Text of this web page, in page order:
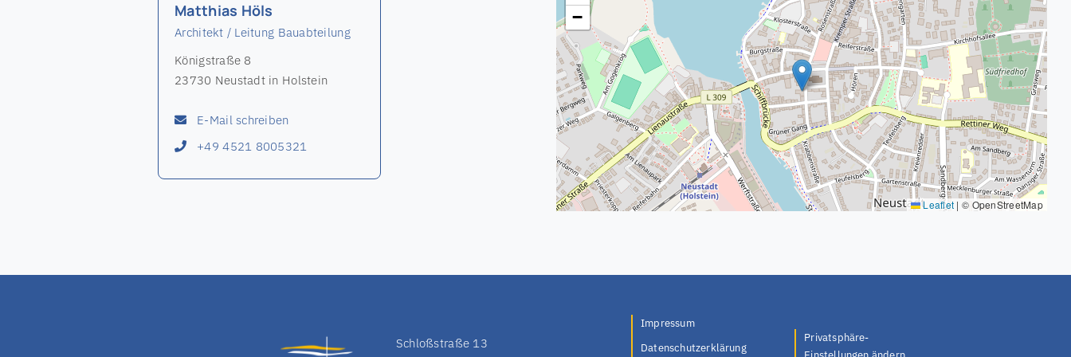
Matthias Höls
Architekt / Leitung Bauabteilung
Königstraße 8
23730 Neustadt in Holstein
E-Mail schreiben
+49 4521 8005321
−
Leaflet | © OpenStreetMap
Schloßstraße 13
Impressum
Datenschutzerklärung
Privatsphäre-